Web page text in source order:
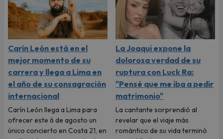
Carín León está en el
mejor momento de su
carrera y llega a Lima en
el año de su consagración
internacional
Carín León llega a Lima para
ofrecer este 6 de agosto un
único concierto en Costa 21, en
La Joaqui expone la
dolorosa verdad de su
ruptura con Luck Ra:
"Pensé que me iba a pedir
matrimonio"
La cantante sorprendió al
revelar que el viaje más
romántico de su vida terminó